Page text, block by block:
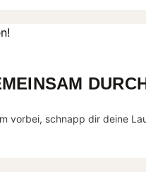
vorbei, schnapp dir deine